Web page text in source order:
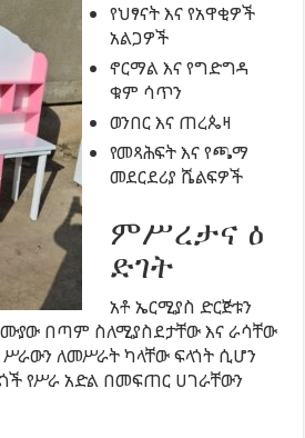
የህፃናት እና የአዋቂዎች
አልጋዎች
ኖርማል እና የግድግዳ
ቁም ሳጥን
ወንበር እና ጠረጴዛ
የመጻሕፍት እና የጫማ
መደርደሪያ ሼልፍዎች
ምሥረታና ዕ
ድገት
አቶ ኤርሚያስ ድርጅቱን
በጣም ስለሚያስደታቸው እና ራሳቸው
ለመሥራት ካላቸው ፍላጎት ሲሆን
የሥራ አድል በመፍጠር ሀገራቸውን